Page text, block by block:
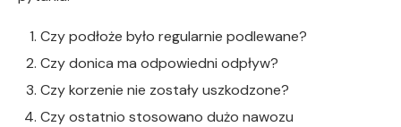
Czy podłoże było regularnie podlewane?
Czy donica ma odpowiedni odpływ?
Czy korzenie nie zostały uszkodzone?
Czy ostatnio stosowano dużo nawozu